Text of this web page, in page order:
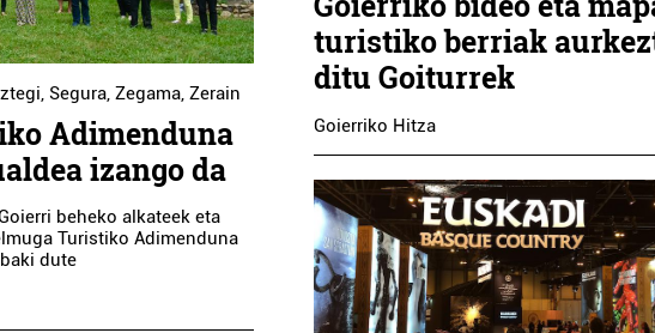
, Segura, Zegama, Zerain
Adimenduna
izango da
beheko alkateek eta
Turistiko Adimenduna
dute
turistiko berriak
ditu Goiturrek
Goierriko Hitza